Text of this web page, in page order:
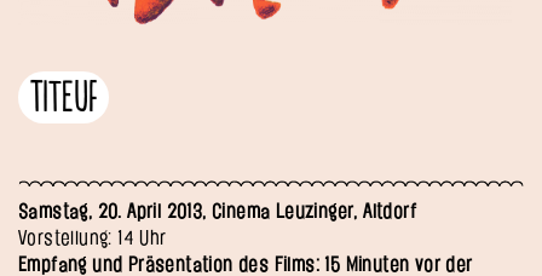
Titeuf
Samstag, 20. April 2013, Cinema Leuzinger, Altdorf
Vorstellung: 14 Uhr
Empfang und Präsentation des Films: 15 Minuten vor der